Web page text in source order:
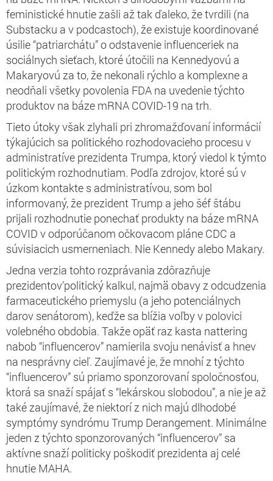
feministické hnutie zašli až tak ďaleko, že tvrdili (na
Substacku a v podcastoch), že existuje koordinované
úsilie “patriarchátu” o odstavenie influenceriek na
sociálnych sieťach, ktoré útočili na Kennedyovú a
Makaryovú za to, že nekonali rýchlo a komplexne a
neodňali všetky povolenia FDA na uvedenie týchto
produktov na báze mRNA COVID-19 na trh.
Tieto útoky však zlyhali pri zhromažďovaní informácií
týkajúcich sa politického rozhodovacieho procesu v
administratíve prezidenta Trumpa, ktorý viedol k týmto
politickým rozhodnutiam. Podľa zdrojov, ktoré sú v
úzkom kontakte s administratívou, som bol
informovaný, že prezident Trump a jeho šéf štábu
prijali rozhodnutie ponechať produkty na báze mRNA
COVID v odporúčanom očkovacom pláne CDC a
súvisiacich usmerneniach. Nie Kennedy alebo Makary.
Jedna verzia tohto rozprávania zdôrazňuje
prezidentov’politický kalkul, najmä obavy z odcudzenia
farmaceutického priemyslu (a jeho potenciálnych
darov senátorom), keďže sa blížia voľby v polovici
volebného obdobia. Takže opäť raz kasta nattering
nabob “influencerov” namierila svoju nenávisť a hnev
na nesprávny cieľ. Zaujímavé je, že mnohí z týchto
“influencerov” sú priamo sponzorovaní spoločnosťou,
ktorá sa snaží spájať s “lekárskou slobodou”, a nie je až
také zaujímavé, že niektorí z nich majú dlhodobé
symptómy syndrómu Trump Derangement. Minimálne
jeden z týchto sponzorovaných “influencerov” sa
aktívne snaží politicky poškodiť prezidenta aj celé
hnutie MAHA.